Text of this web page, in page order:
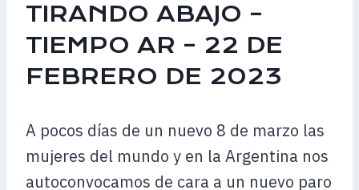
TIRANDO ABAJO –
TIEMPO AR – 22 DE
FEBRERO DE 2023
A pocos días de un nuevo 8 de marzo las
mujeres del mundo y en la Argentina nos
autoconvocamos de cara a un nuevo paro